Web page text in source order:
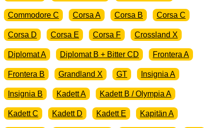
Commodore C Corsa A Corsa B Corsa C
Corsa D Corsa E Corsa F Crossland X
Diplomat A Diplomat B + Bitter CD Frontera A
Frontera B Grandland X GT Insignia A
Insignia B Kadett A Kadett B / Olympia A
Kadett C Kadett D Kadett E Kapitän A